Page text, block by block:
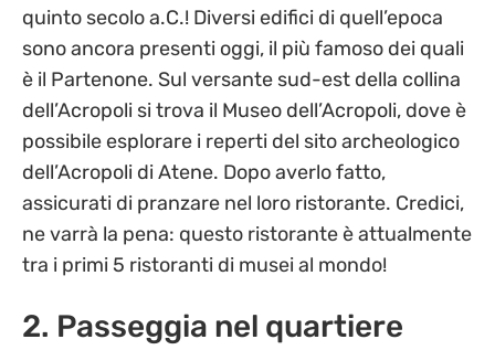
quinto secolo a.C.! Diversi edifici di quell’epoca
sono ancora presenti oggi, il più famoso dei quali
è il Partenone. Sul versante sud-est della collina
dell’Acropoli si trova il Museo dell’Acropoli, dove è
possibile esplorare i reperti del sito archeologico
dell’Acropoli di Atene. Dopo averlo fatto,
assicurati di pranzare nel loro ristorante. Credici,
ne varrà la pena: questo ristorante è attualmente
tra i primi 5 ristoranti di musei al mondo!
2. Passeggia nel quartiere